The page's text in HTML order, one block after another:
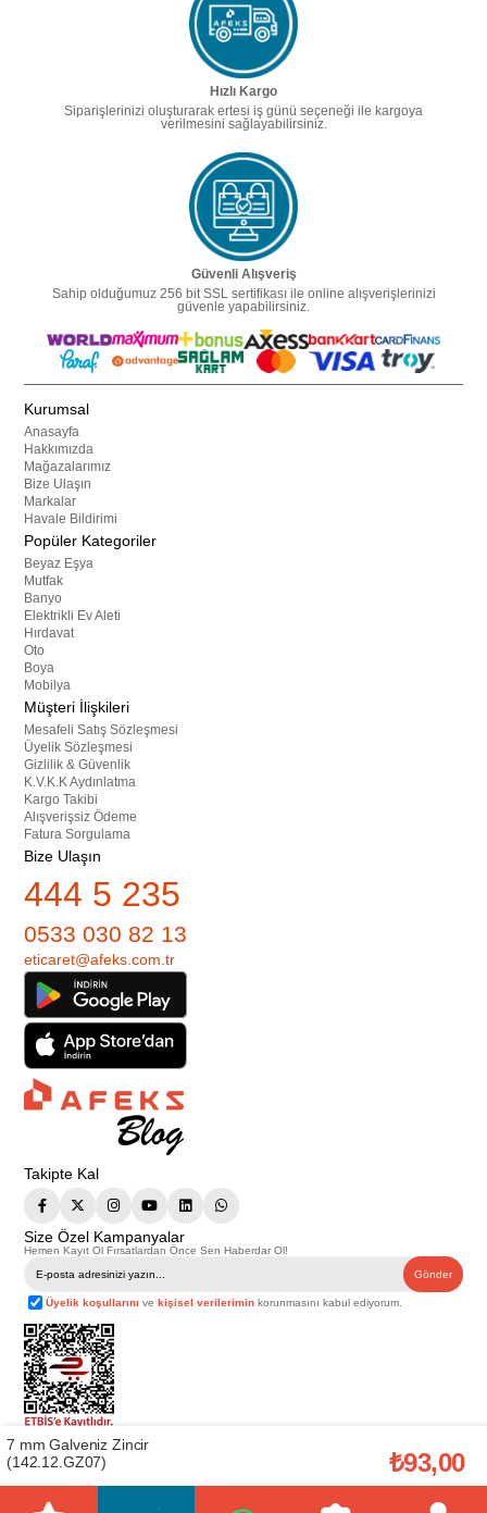
Hızlı Kargo
Siparişlerinizi oluşturarak ertesi iş günü seçeneği ile kargoya
verilmesini sağlayabilirsiniz.
Güvenli Alışveriş
Sahip olduğumuz 256 bit SSL sertifikası ile online alışverişlerinizi
güvenle yapabilirsiniz.
Kurumsal
Anasayfa
Hakkımızda
Mağazalarımız
Bize Ulaşın
Markalar
Havale Bildirimi
Popüler Kategoriler
Beyaz Eşya
Mutfak
Banyo
Elektrikli Ev Aleti
Hırdavat
Oto
Boya
Mobilya
Müşteri İlişkileri
Mesafeli Satış Sözleşmesi
Üyelik Sözleşmesi
Gizlilik & Güvenlik
K.V.K.K Aydınlatma
Kargo Takibi
Alışverişsiz Ödeme
Fatura Sorgulama
Bize Ulaşın
444 5 235
0533 030 82 13
eticaret@afeks.com.tr
Takipte Kal
Size Özel Kampanyalar
Hemen Kayıt Ol Fırsatlardan Önce Sen Haberdar Ol!
Gönder
Üyelik koşullarını vekişisel verilerimin korunmasını kabul ediyorum.
Telif Hakkı © 2026
. Tüm hakları saklıdır.
Bu web sitesindeki tüm ürünler ticari amaçlıdır. Web sitemizde yer alan
görsel ve yazılı içerikler firmamıza ait olup, firmamızın yazılı izni alınmadan
başka yerlerde kullanılamaz. İçeriklerin izin alınmadan kopyalanması ve
7 mm Galveniz Zincir
(142.12.GZ07)
₺93,00